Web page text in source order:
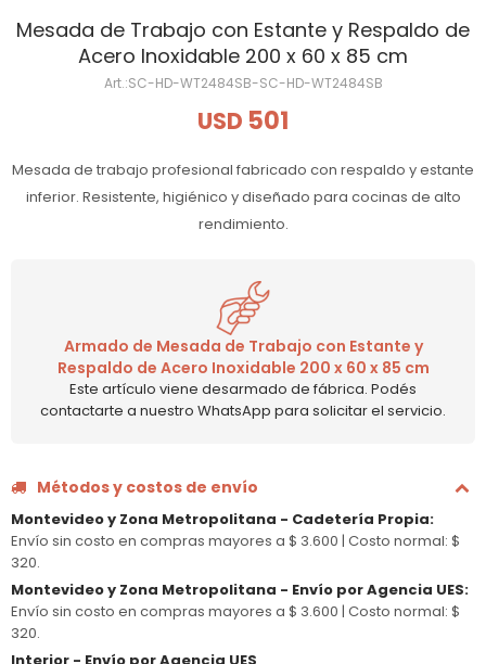
Mesada de Trabajo con Estante y Respaldo de
Acero Inoxidable 200 x 60 x 85 cm
SC-HD-WT2484SB-SC-HD-WT2484SB
USD 501
Mesada de trabajo profesional fabricado con respaldo y estante
inferior. Resistente, higiénico y diseñado para cocinas de alto
rendimiento.
Armado de Mesada de Trabajo con Estante y
Respaldo de Acero Inoxidable 200 x 60 x 85 cm
Este artículo viene desarmado de fábrica. Podés
contactarte a nuestro WhatsApp para solicitar el servicio.
Métodos y costos de envío
Montevideo y Zona Metropolitana - Cadetería Propia:
Envío sin costo en compras mayores a $ 3.600 | Costo normal: $
320.
Montevideo y Zona Metropolitana - Envío por Agencia UES:
Envío sin costo en compras mayores a $ 3.600 | Costo normal: $
320.